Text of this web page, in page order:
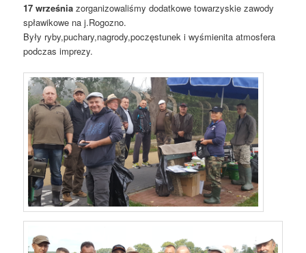
17 września zorganizowaliśmy dodatkowe towarzyskie zawody
spławikowe na j.Rogozno.
Były ryby,puchary,nagrody,poczęstunek i wyśmienita atmosfera
podczas imprezy.